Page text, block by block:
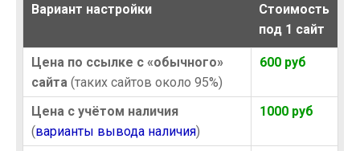
Вариант настройки
Стоимость
под 1 сайт
Цена по ссылке с «обычного»
сайта (таких сайтов около 95%)
600 руб
Цена с учётом наличия
(варианты вывода наличия)
1000 руб